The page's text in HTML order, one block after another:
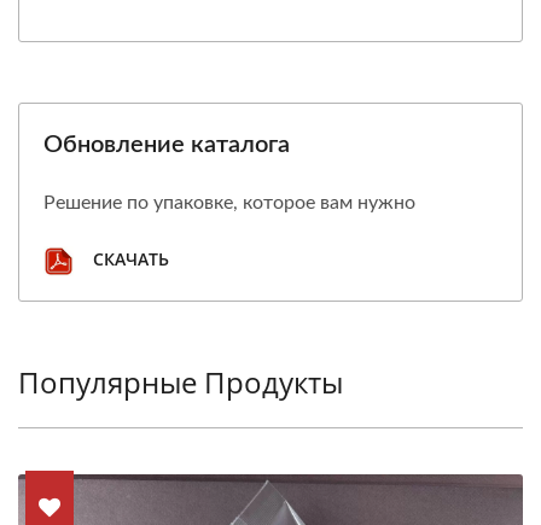
Обновление каталога
Решение по упаковке, которое вам нужно
СКАЧАТЬ
Популярные Продукты